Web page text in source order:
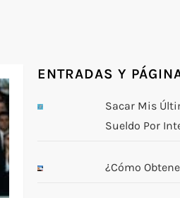
ENTRADAS Y
Sacar Mis
Sueldo Por
¿Cómo